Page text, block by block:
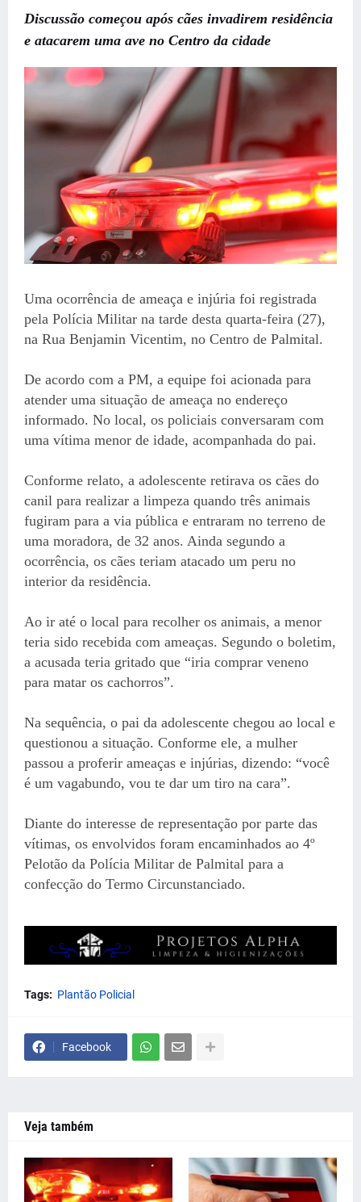
Discussão começou após cães invadirem residência
e atacarem uma ave no Centro da cidade
Uma ocorrência de ameaça e injúria foi registrada
pela Polícia Militar na tarde desta quarta-feira (27),
na Rua Benjamin Vicentim, no Centro de Palmital.
De acordo com a PM, a equipe foi acionada para
atender uma situação de ameaça no endereço
informado. No local, os policiais conversaram com
uma vítima menor de idade, acompanhada do pai.
Conforme relato, a adolescente retirava os cães do
canil para realizar a limpeza quando três animais
fugiram para a via pública e entraram no terreno de
uma moradora, de 32 anos. Ainda segundo a
ocorrência, os cães teriam atacado um peru no
interior da residência.
Ao ir até o local para recolher os animais, a menor
teria sido recebida com ameaças. Segundo o boletim,
a acusada teria gritado que “iria comprar veneno
para matar os cachorros”.
Na sequência, o pai da adolescente chegou ao local e
questionou a situação. Conforme ele, a mulher
passou a proferir ameaças e injúrias, dizendo: “você
é um vagabundo, vou te dar um tiro na cara”.
Diante do interesse de representação por parte das
vítimas, os envolvidos foram encaminhados ao 4º
Pelotão da Polícia Militar de Palmital para a
confecção do Termo Circunstanciado.
Tags: Plantão Policial
Facebook
Veja também